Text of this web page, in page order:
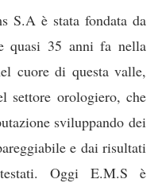
S.A è stata fondata da
quasi 35 anni fa nella
cuore di questa valle,
settore orologiero, che
sviluppando dei
e dai risultati
Oggi E.M.S è